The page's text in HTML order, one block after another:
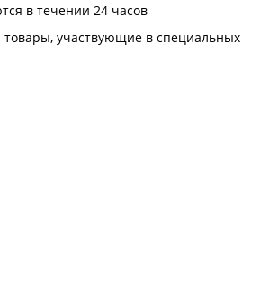
в течении 24 часов
товары, участвующие в специальных